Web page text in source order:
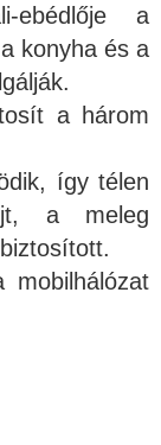
ebédlője a
konyha és a
a három
így télen
a meleg
mobilhálózat